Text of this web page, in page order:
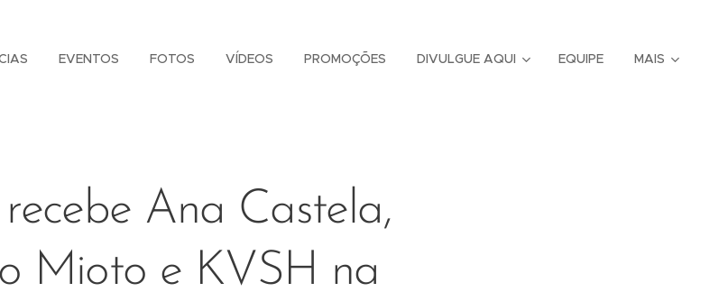
EVENTOS FOTOS VÍDEOS PROMOÇÕES DIVULGUE AQUI EQUIPE MAIS
Ana Castela,
Mioto e KVSH na